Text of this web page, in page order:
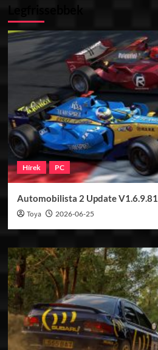
Hírek PC
Automobilista 2 Update V1.6.9.81
Toya 2026-06-25